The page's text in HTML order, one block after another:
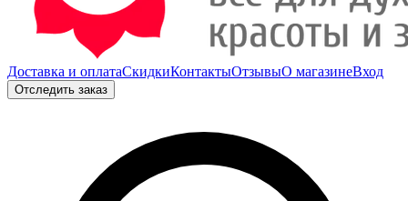
Доставка и оплатаСкидкиКонтактыОтзывыО магазинеВход
Отследить заказ